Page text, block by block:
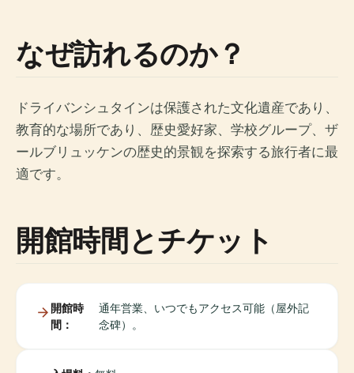
なぜ訪れるのか？
ドライバンシュタインは保護された文化遺産であり、
教育的な場所であり、歴史愛好家、学校グループ、ザ
ールブリュッケンの歴史的景観を探索する旅行者に最
適です。
開館時間とチケット
開館時
間：
通年営業、いつでもアクセス可能（屋外記
念碑）。